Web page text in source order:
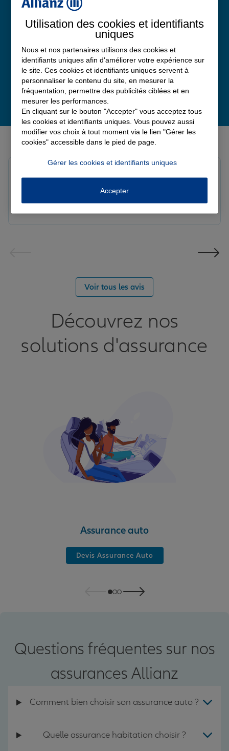
Avis Google
Derniers avis de nos agences Allianz
Note de 5 sur 5
Le 08/08/2026 - Agence PAVILLY
Voir tous les avis
Découvrez nos
solutions d'assurance
Assurance auto
Devis Assurance Auto
Questions fréquentes sur nos
assurances Allianz
Comment bien choisir son assurance auto ?
Quelle assurance habitation choisir ?
Utilisation des cookies et identifiants
uniques
Nous et nos partenaires utilisons des cookies et
identifiants uniques afin d'améliorer votre expérience sur
le site. Ces cookies et identifiants uniques servent à
personnaliser le contenu du site, en mesurer la
fréquentation, permettre des publicités ciblées et en
mesurer les performances.
En cliquant sur le bouton "Accepter" vous acceptez tous
les cookies et identifiants uniques. Vous pouvez aussi
modifier vos choix à tout moment via le lien "Gérer les
cookies" accessible dans le pied de page.
Gérer les cookies et identifiants uniques
Accepter